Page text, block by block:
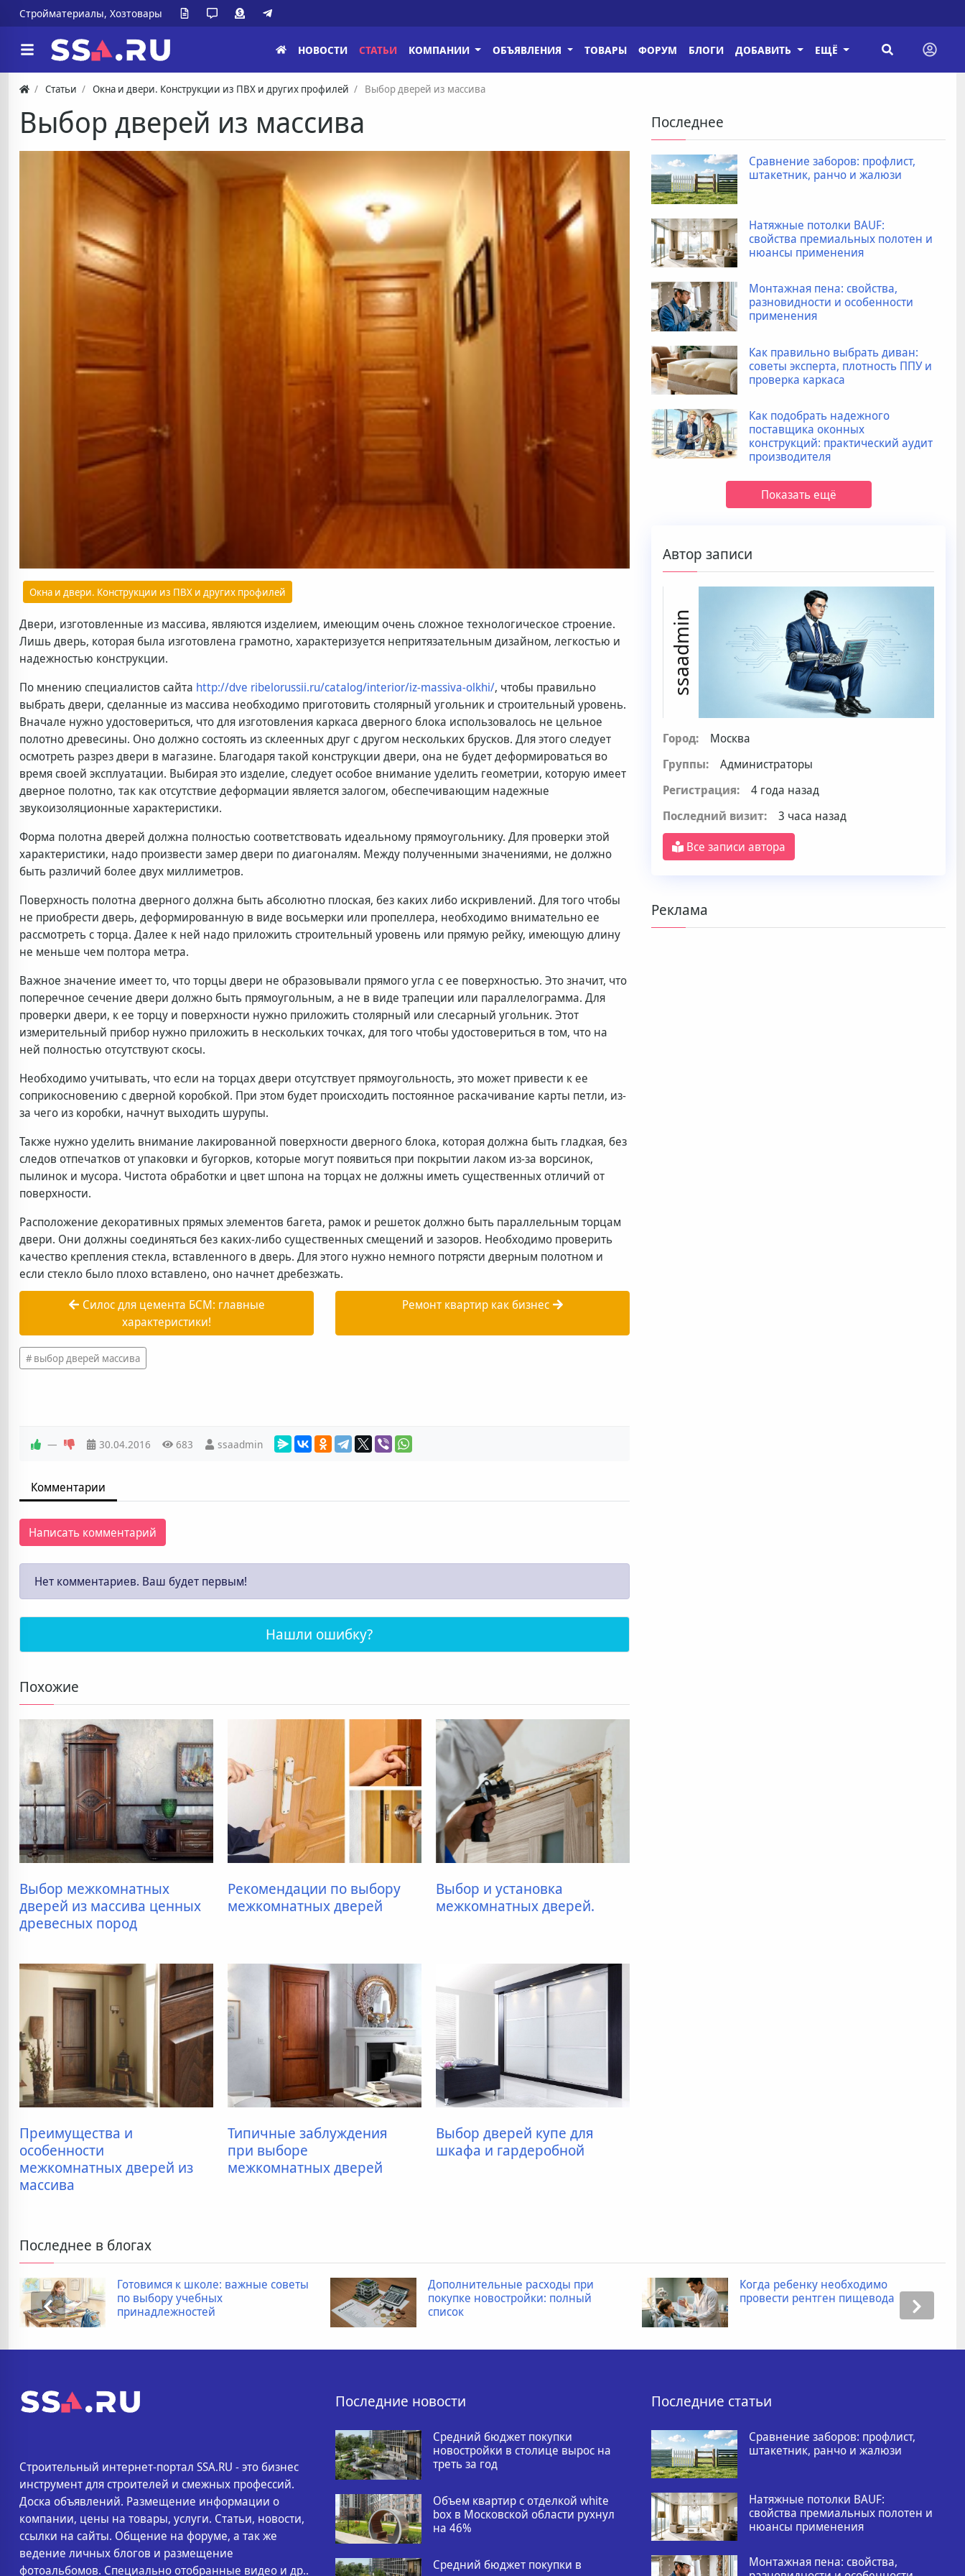
Стройматериалы, Хозтовары
НОВОСТИ СТАТЬИ КОМПАНИИ ОБЪЯВЛЕНИЯ ТОВАРЫ ФОРУМ БЛОГИ ДОБАВИТЬ ЕЩЁ
Статьи Окна и двери. Конструкции из ПВХ и других профилей Выбор дверей из массива
Выбор дверей из массива
Окна и двери. Конструкции из ПВХ и других профилей
Двери, изготовленные из массива, являются изделием, имеющим очень сложное технологическое строение.
Лишь дверь, которая была изготовлена грамотно, характеризуется непритязательным дизайном, легкостью и
надежностью конструкции.
По мнению специалистов сайта http://dve ribelorussii.ru/catalog/interior/iz-massiva-olkhi/, чтобы правильно
выбрать двери, сделанные из массива необходимо приготовить столярный угольник и строительный уровень.
Вначале нужно удостовериться, что для изготовления каркаса дверного блока использовалось не цельное
полотно древесины. Оно должно состоять из склеенных друг с другом нескольких брусков. Для этого следует
осмотреть разрез двери в магазине. Благодаря такой конструкции двери, она не будет деформироваться во
время своей эксплуатации. Выбирая это изделие, следует особое внимание уделить геометрии, которую имеет
дверное полотно, так как отсутствие деформации является залогом, обеспечивающим надежные
звукоизоляционные характеристики.
Форма полотна дверей должна полностью соответствовать идеальному прямоугольнику. Для проверки этой
характеристики, надо произвести замер двери по диагоналям. Между полученными значениями, не должно
быть различий более двух миллиметров.
Поверхность полотна дверного должна быть абсолютно плоская, без каких либо искривлений. Для того чтобы
не приобрести дверь, деформированную в виде восьмерки или пропеллера, необходимо внимательно ее
рассмотреть с торца. Далее к ней надо приложить строительный уровень или прямую рейку, имеющую длину
не меньше чем полтора метра.
Важное значение имеет то, что торцы двери не образовывали прямого угла с ее поверхностью. Это значит, что
поперечное сечение двери должно быть прямоугольным, а не в виде трапеции или параллелограмма. Для
проверки двери, к ее торцу и поверхности нужно приложить столярный или слесарный угольник. Этот
измерительный прибор нужно приложить в нескольких точках, для того чтобы удостовериться в том, что на
ней полностью отсутствуют скосы.
Необходимо учитывать, что если на торцах двери отсутствует прямоугольность, это может привести к ее
соприкосновению с дверной коробкой. При этом будет происходить постоянное раскачивание карты петли, из-
за чего из коробки, начнут выходить шурупы.
Также нужно уделить внимание лакированной поверхности дверного блока, которая должна быть гладкая, без
следов отпечатков от упаковки и бугорков, которые могут появиться при покрытии лаком из-за ворсинок,
пылинок и мусора. Чистота обработки и цвет шпона на торцах не должны иметь существенных отличий от
поверхности.
Расположение декоративных прямых элементов багета, рамок и решеток должно быть параллельным торцам
двери. Они должны соединяться без каких-либо существенных смещений и зазоров. Необходимо проверить
качество крепления стекла, вставленного в дверь. Для этого нужно немного потрясти дверным полотном и
если стекло было плохо вставлено, оно начнет дребезжать.
Силос для цемента БСМ: главные
характеристики!
Ремонт квартир как бизнес
выбор дверей массива
— 30.04.2016 683 ssaadmin
Комментарии
Написать комментарий
Нет комментариев. Ваш будет первым!
Нашли ошибку?
Похожие
Выбор межкомнатных
дверей из массива ценных
древесных пород
Рекомендации по выбору
межкомнатных дверей
Выбор и установка
межкомнатных дверей.
Преимущества и
особенности
межкомнатных дверей из
массива
Типичные заблуждения
при выборе
межкомнатных дверей
Выбор дверей купе для
шкафа и гардеробной
Последнее
Сравнение заборов: профлист,
штакетник, ранчо и жалюзи
Натяжные потолки BAUF:
свойства премиальных полотен и
нюансы применения
Монтажная пена: свойства,
разновидности и особенности
применения
Как правильно выбрать диван:
советы эксперта, плотность ППУ и
проверка каркаса
Как подобрать надежного
поставщика оконных
конструкций: практический аудит
производителя
Показать ещё
Автор записи
ssaadmin
Город:
Москва
Группы:
Администраторы
Регистрация:
4 года назад
Последний визит:
3 часа назад
Все записи автора
Реклама
Последнее в блогах
Дополнительные расходы при
покупке новостройки: полный
список
Когда ребенку необходимо
провести рентген пищевода
Промокоды для Яндекс Маркета:
как получить скидку при заказе
Строительный интернет-портал SSA.RU - это бизнес
инструмент для строителей и смежных профессий.
Доска объявлений. Размещение информации о
компании, цены на товары, услуги. Статьи, новости,
ссылки на сайты. Общение на форуме, а так же
ведение личных блогов и размещение
фотоальбомов. Специально отобранные видео и др..
Последние новости
Средний бюджет покупки
новостройки в столице вырос на
треть за год
Объем квартир с отделкой white
box в Московской области рухнул
на 46%
Средний бюджет покупки в
Последние статьи
Сравнение заборов: профлист,
штакетник, ранчо и жалюзи
Натяжные потолки BAUF:
свойства премиальных полотен и
нюансы применения
Монтажная пена: свойства,